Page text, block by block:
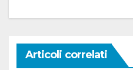
Articoli correlati